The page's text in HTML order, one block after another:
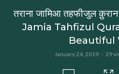
तराना जामिआ तहफीजुल
Jamia Tahfizul
Beautiful
January 24, 2019 29